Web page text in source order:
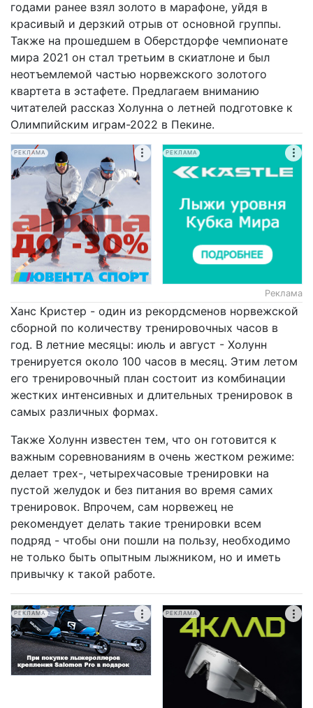
годами ранее взял золото в марафоне, уйдя в
красивый и дерзкий отрыв от основной группы.
Также на прошедшем в Оберстдорфе чемпионате
мира 2021 он стал третьим в скиатлоне и был
неотъемлемой частью норвежского золотого
квартета в эстафете. Предлагаем вниманию
читателей рассказ Холунна о летней подготовке к
Олимпийским играм-2022 в Пекине.
РЕКЛАМА РЕКЛАМА
Реклама
Ханс Кристер - один из рекордсменов норвежской
сборной по количеству тренировочных часов в
год. В летние месяцы: июль и август - Холунн
тренируется около 100 часов в месяц. Этим летом
его тренировочный план состоит из комбинации
жестких интенсивных и длительных тренировок в
самых различных формах.
Также Холунн известен тем, что он готовится к
важным соревнованиям в очень жестком режиме:
делает трех-, четырехчасовые тренировки на
пустой желудок и без питания во время самих
тренировок. Впрочем, сам норвежец не
рекомендует делать такие тренировки всем
подряд - чтобы они пошли на пользу, необходимо
не только быть опытным лыжником, но и иметь
привычку к такой работе.
РЕКЛАМА РЕКЛАМА